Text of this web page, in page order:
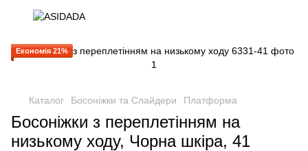
Економія 21%
Каталог Босоніжки та Слайдери Платформа
Босоніжки з переплетінням на
низькому ходу, Чорна шкіра, 41